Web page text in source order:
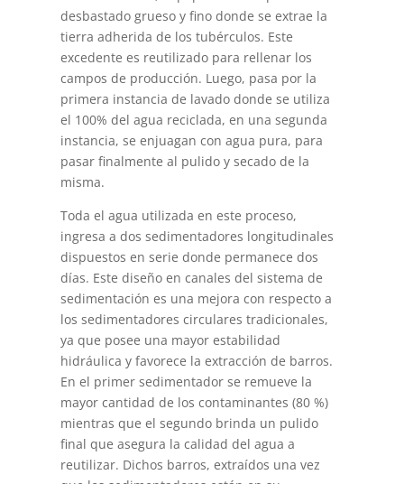
desbastado grueso y fino donde se extrae la
tierra adherida de los tubérculos. Este
excedente es reutilizado para rellenar los
campos de producción. Luego, pasa por la
primera instancia de lavado donde se utiliza
el 100% del agua reciclada, en una segunda
instancia, se enjuagan con agua pura, para
pasar finalmente al pulido y secado de la
misma.
Toda el agua utilizada en este proceso,
ingresa a dos sedimentadores longitudinales
dispuestos en serie donde permanece dos
días. Este diseño en canales del sistema de
sedimentación es una mejora con respecto a
los sedimentadores circulares tradicionales,
ya que posee una mayor estabilidad
hidráulica y favorece la extracción de barros.
En el primer sedimentador se remueve la
mayor cantidad de los contaminantes (80 %)
mientras que el segundo brinda un pulido
final que asegura la calidad del agua a
reutilizar. Dichos barros, extraídos una vez